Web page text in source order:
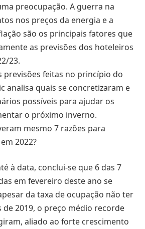
preocupação. A guerra na
nos preços da energia e a
são os principais fatores que
as previsões dos hoteleiros
23.
previsões feitas no princípio do
analisa quais se concretizaram e
possíveis para ajudar os
o próximo inverno.
mesmo 7 razões para
2022?
à data, conclui-se que 6 das 7
em fevereiro deste ano se
da taxa de ocupação não ter
de 2019, o preço médio recorde
aliado ao forte crescimento